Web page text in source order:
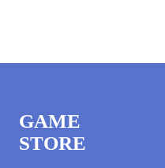
GAME
STORE